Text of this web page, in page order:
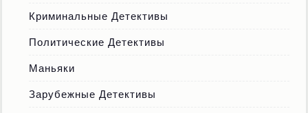
Криминальные Детективы
Политические Детективы
Маньяки
Зарубежные Детективы